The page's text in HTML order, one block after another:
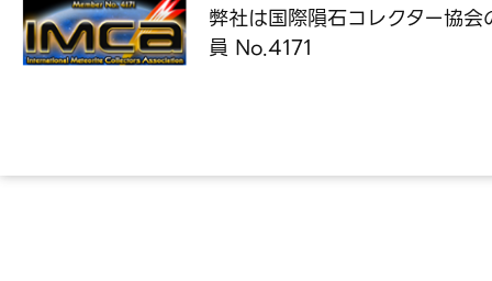
弊社は国際隕石コレクター協会
員 No.4171